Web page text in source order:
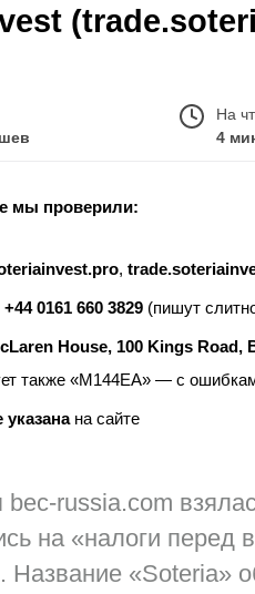
На
4
мы проверили:
,
+44 0161 660 3829 (пишут
House, 100 Kings Road,
также «M144EA» — с
указанана сайте
bec-russia.com
на «налоги перед
Название «Soteria»